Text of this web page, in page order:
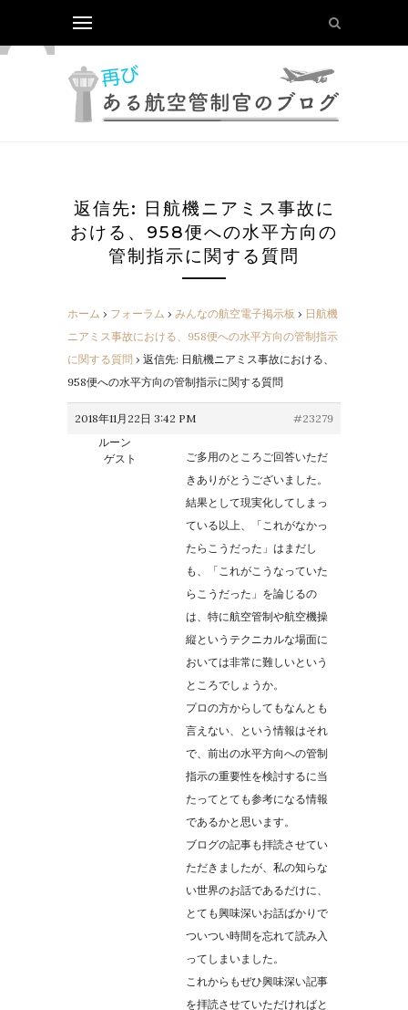
返信先: 日航機ニアミス事故に
おける、958便への水平方向の
管制指示に関する質問
ホーム › フォーラム › みんなの航空電子掲示板 › 日航機
ニアミス事故における、958便への水平方向の管制指示
に関する質問 › 返信先: 日航機ニアミス事故における、
958便への水平方向の管制指示に関する質問
2018年11月22日 3:42 PM
#23279
ルーン
ゲスト
ご多用のところご回答いただ
きありがとうございました。
結果として現実化してしまっ
ている以上、「これがなかっ
たらこうだった」はまだし
も、「これがこうなっていた
らこうだった」を論じるの
は、特に航空管制や航空機操
縦というテクニカルな場面に
おいては非常に難しいという
ところでしょうか。
プロの方からしてもなんとも
言えない、という情報はそれ
で、前出の水平方向への管制
指示の重要性を検討するに当
たってとても参考になる情報
であるかと思います。
ブログの記事も拝読させてい
ただきましたが、私の知らな
い世界のお話であるだけに、
とても興味深いお話ばかりで
ついつい時間を忘れて読み入
ってしまいました。
これからもぜひ興味深い記事
を拝読させていただければと